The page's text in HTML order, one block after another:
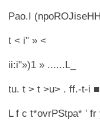
Pao.I
t < i" » <
ii:i"»)1 » ......L_
tu. t > t >u> . ff.-t-i
L f c t*ovrPStpa* '